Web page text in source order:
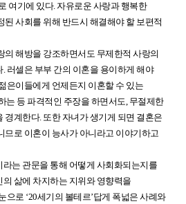
여기에 있다. 자유로운 사랑과 행복한
된 사회를 위해 반드시 해결해야 할 보편적
의 해방을 강조하면서도 무제한적 사랑의
러셀은 부부 간의 이혼을 용이하게 해야
은이들에게 언제든지 이혼할 수 있는
는 등 파격적인 주장을 하면서도, 무절제한
경계한다. 또한 자녀가 생기게 되면 결혼은
므로 이혼이 능사가 아니라고 이야기하고
는 관문을 통해 어떻게 사회화되는지를
삶에 차지하는 지위와 영향력을
으로 ‘20세기의 볼테르’답게 폭넓은 사례와